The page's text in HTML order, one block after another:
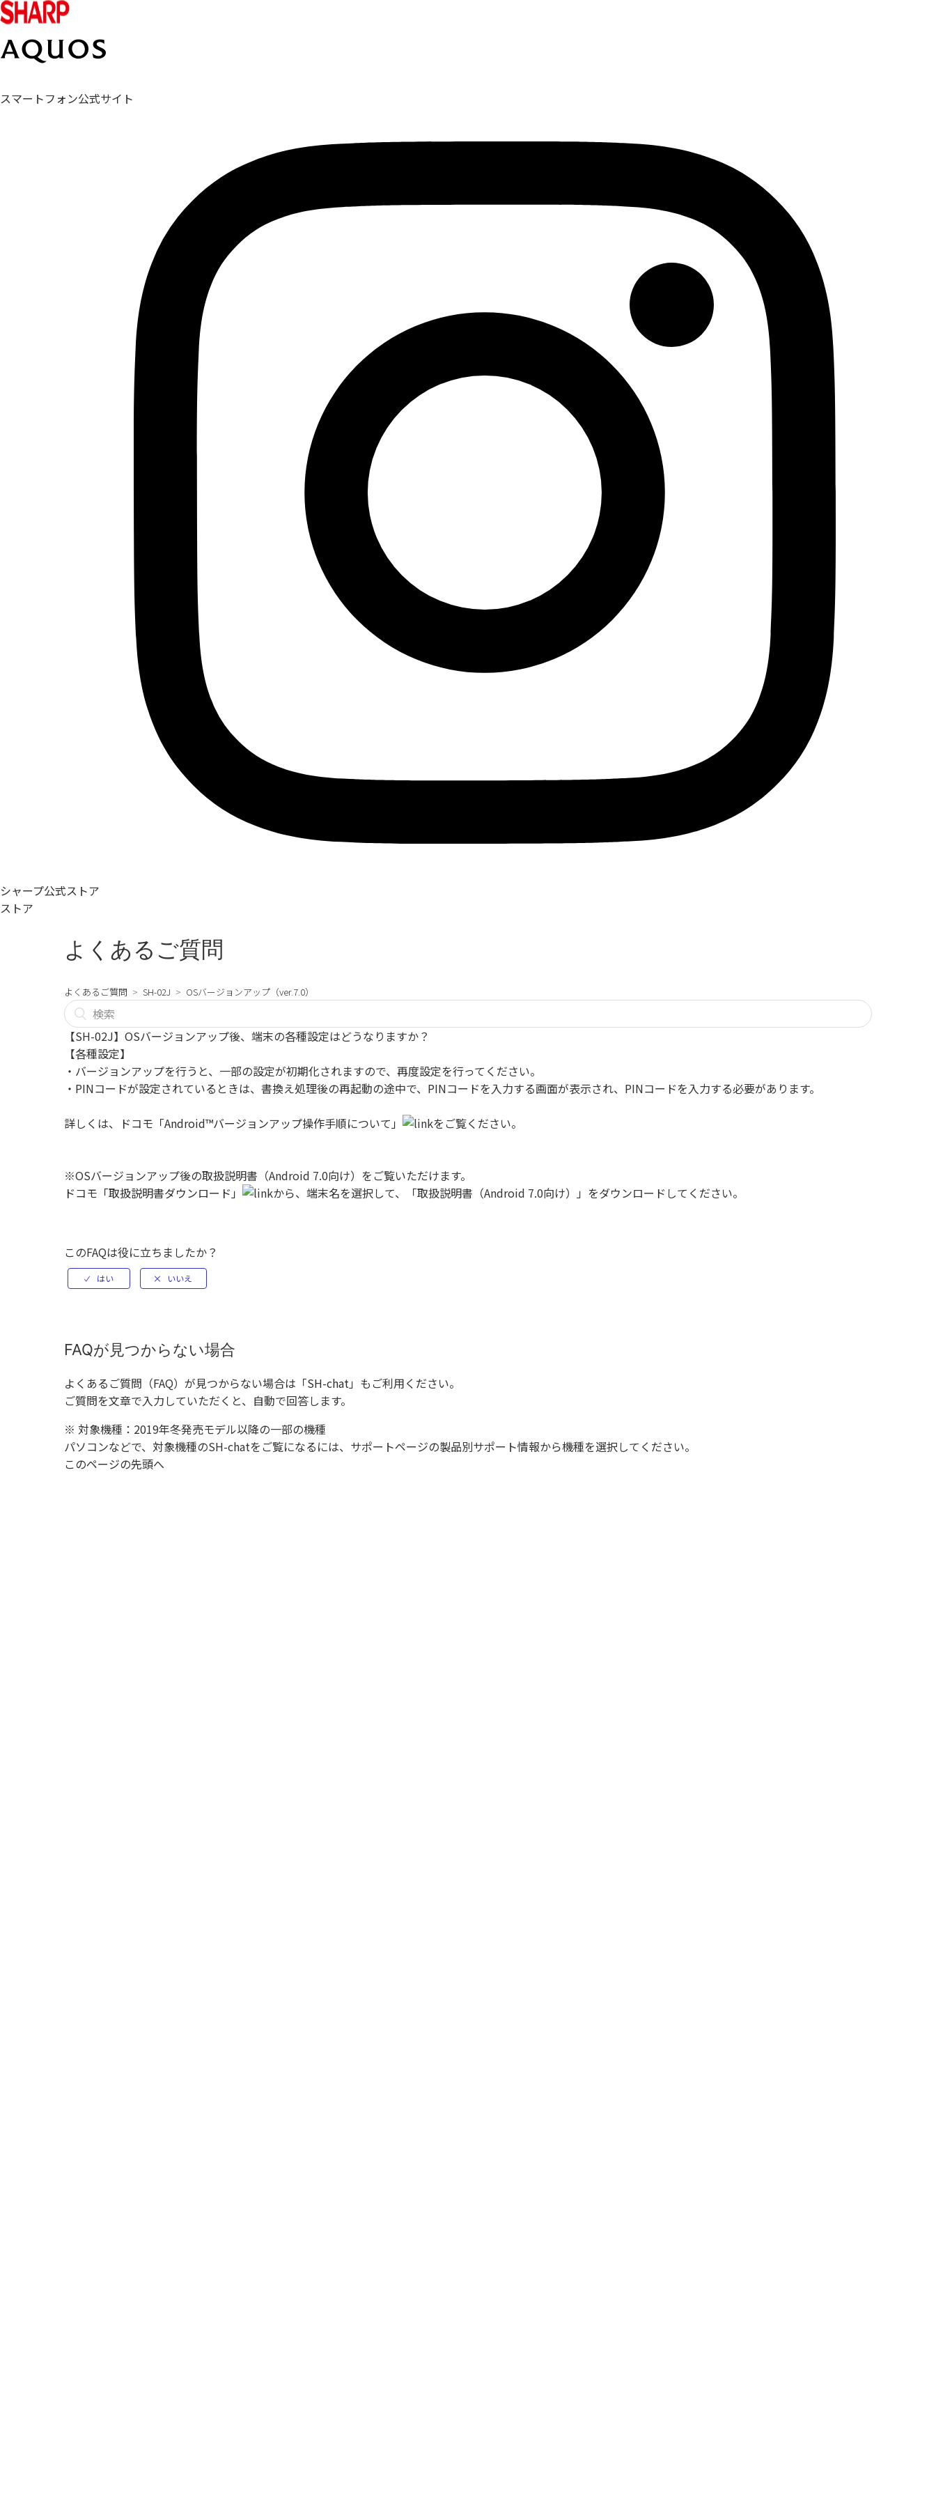
スマートフォン公式サイト
シャープ公式ストア
ストア
よくあるご質問
よくあるご質問 SH-02J OSバージョンアップ（ver.7.0）
【SH-02J】OSバージョンアップ後、端末の各種設定はどうなりますか？
【各種設定】
・バージョンアップを行うと、一部の設定が初期化されますので、再度設定を行ってください。
・PINコードが設定されているときは、書換え処理後の再起動の途中で、PINコードを入力する画面が表示され、PINコードを入力する必要があります。
詳しくは、 ドコモ「Android™バージョンアップ操作手順について」 をご覧ください。
※OSバージョンアップ後の取扱説明書（Android 7.0向け）をご覧いただけます。
ドコモ「取扱説明書ダウンロード」
から、端末名を選択して、「取扱説明書（Android 7.0向け）」をダウンロードしてください。
このFAQは役に立ちましたか？
FAQが見つからない場合
よくあるご質問（FAQ）が見つからない場合は「SH-chat」もご利用ください。
ご質問を文章で入力していただくと、自動で回答します。
※ 対象機種：2019年冬発売モデル以降の一部の機種
パソコンなどで、対象機種のSH-chatをご覧になるには、サポートページの製品別サポート情報から機種を選択してください。
このページの先頭へ